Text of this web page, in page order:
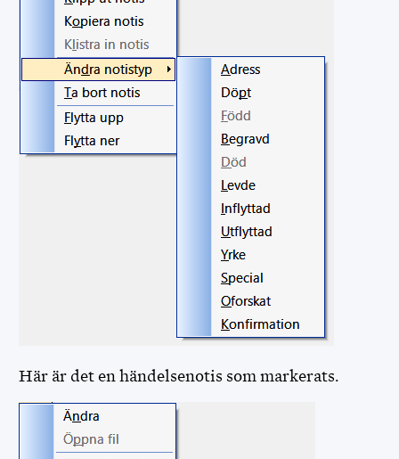
Här är det en händelsenotis som markerats.